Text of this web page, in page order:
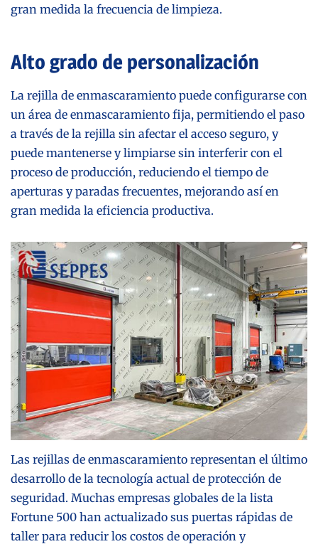
gran medida la frecuencia de limpieza.
Alto grado de personalización
La rejilla de enmascaramiento puede configurarse con
un área de enmascaramiento fija, permitiendo el paso
a través de la rejilla sin afectar el acceso seguro, y
puede mantenerse y limpiarse sin interferir con el
proceso de producción, reduciendo el tiempo de
aperturas y paradas frecuentes, mejorando así en
gran medida la eficiencia productiva.
Las rejillas de enmascaramiento representan el último
desarrollo de la tecnología actual de protección de
seguridad. Muchas empresas globales de la lista
Fortune 500 han actualizado sus puertas rápidas de
taller para reducir los costos de operación y